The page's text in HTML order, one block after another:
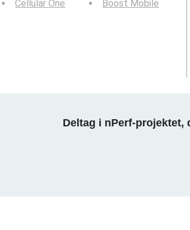
Cellular One
Boost Mobile
Deltag i nPerf-projektet,